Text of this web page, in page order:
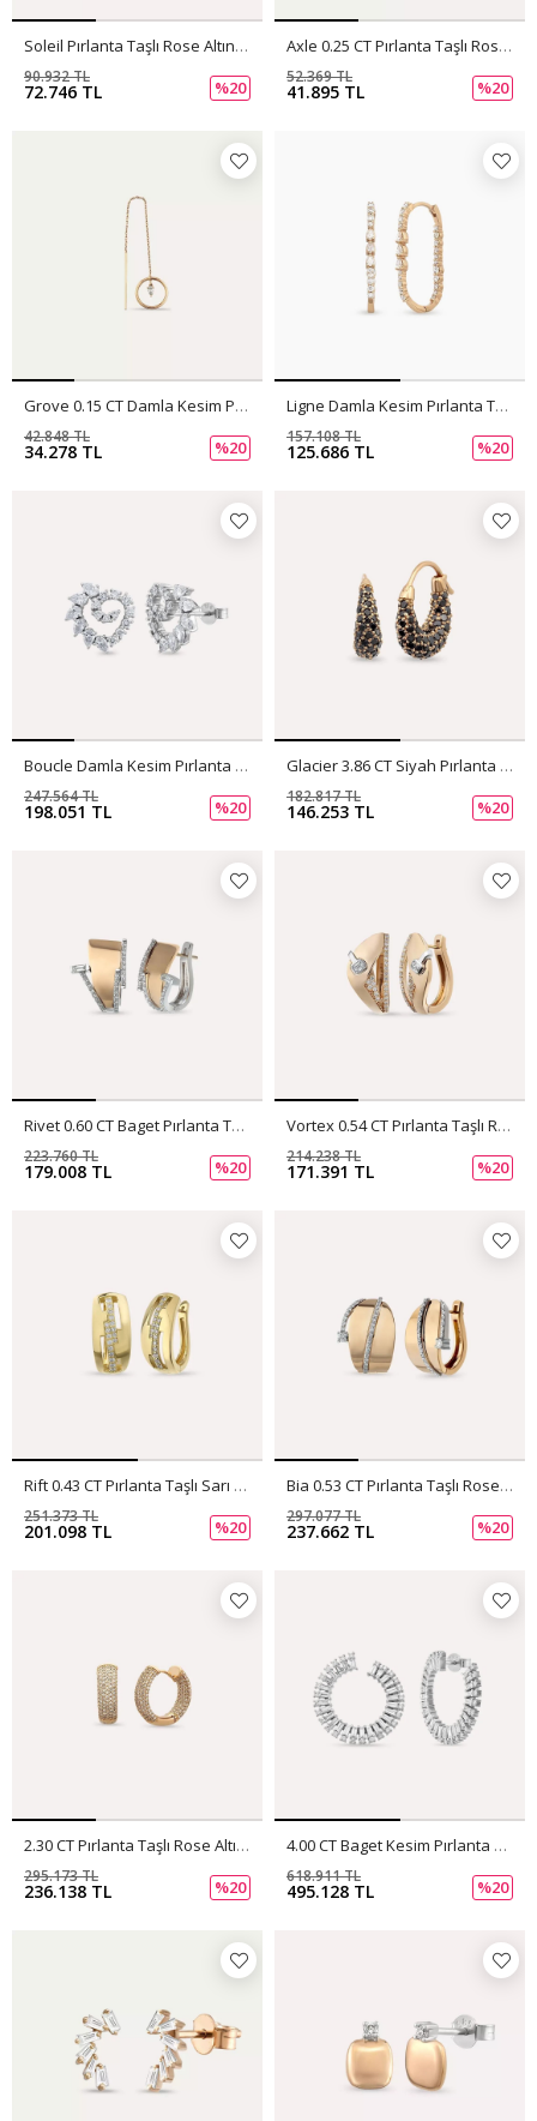
Soleil Pırlanta Taşlı Rose Altın Küpe
72.746 TL
90.932 TL
%20
Axle 0.25 CT Pırlanta Taşlı Rose Altın Tek Küpe
41.895 TL
52.369 TL
%20
Grove 0.15 CT Damla Kesim Pırlanta Taşlı Rose Altın Sallantılı Küpe
34.278 TL
42.848 TL
%20
Ligne Damla Kesim Pırlanta Taşlı Rose Altın Küpe
125.686 TL
157.108 TL
%20
Boucle Damla Kesim Pırlanta Taşlı Beyaz Altın Küpe
198.051 TL
247.564 TL
%20
Glacier 3.86 CT Siyah Pırlanta Taşlı Rose Altın Küpe
146.253 TL
182.817 TL
%20
Rivet 0.60 CT Baget Pırlanta Taşlı Rose Ve Beyaz Altın Küpe
179.008 TL
223.760 TL
%20
Vortex 0.54 CT Pırlanta Taşlı Rose Altın Küpe
171.391 TL
214.238 TL
%20
Rift 0.43 CT Pırlanta Taşlı Sarı Altın Küpe
201.098 TL
251.373 TL
%20
Bia 0.53 CT Pırlanta Taşlı Rose Altın Küpe
237.662 TL
297.077 TL
%20
2.30 CT Pırlanta Taşlı Rose Altın Halka Küpe
236.138 TL
295.173 TL
%20
4.00 CT Baget Kesim Pırlanta Taşlı Beyaz Altn Küpe
495.128 TL
618.911 TL
%20